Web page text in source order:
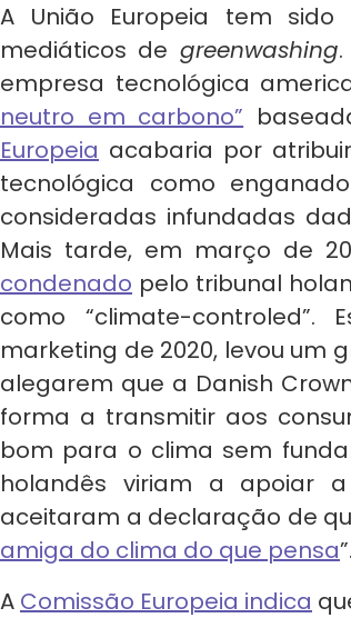
A União Europeia tem
mediáticos de greenwashing.
empresa tecnológica
neutro em carbono”
Europeia acabaria por
tecnológica como
consideradas infundadas
Mais tarde, em março de
condenado pelo tribunal
como “climate-controled”.
marketing de 2020, levou um
alegarem que a Danish
forma a transmitir aos
bom para o clima sem
holandês viriam a apoiar
aceitaram a declaração de
amiga do clima do que pensa”.
A Comissão Europeia indica